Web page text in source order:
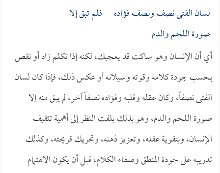
لسان الفتى نصف ونصف فؤاده فلم تبق إلا
صورة اللحم والدم
أي أن الإنسان وهو ساكت قد يعجبك، لكنه إذا تكلم زاد أو نقص
بحسب جودة كلامه وقوته وسيلانه أو عكس ذلك، فإذا كان لسان
الفتى نصفاً، وكان عقله وقلبه وفؤاده نصفاً آخر، لم يبق منه إلا
صورة اللحم والدم، وهو بذلك يلفت النظر إلى أهمية تثقيف
الإنسان، وبتقوية عقله، وتعزيز ذهنه، وتحريك قريحته، وكذلك
تدريبه على جودة المنطق وصفاء الكلام، قبل أن يكون الاهتمام